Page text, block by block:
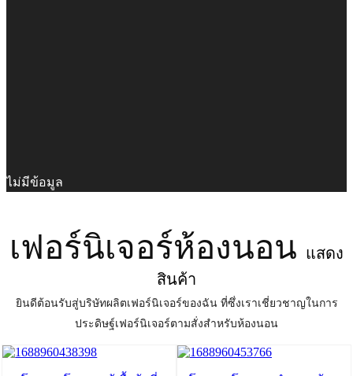
ไม่มีข้อมูล
เฟอร์นิเจอร์ห้องนอน แสดง
สินค้า
ยินดีต้อนรับสู่บริษัทผลิตเฟอร์นิเจอร์ของฉัน ที่ซึ่งเราเชี่ยวชาญในการ
ประดิษฐ์เฟอร์นิเจอร์ตามสั่งสำหรับห้องนอน